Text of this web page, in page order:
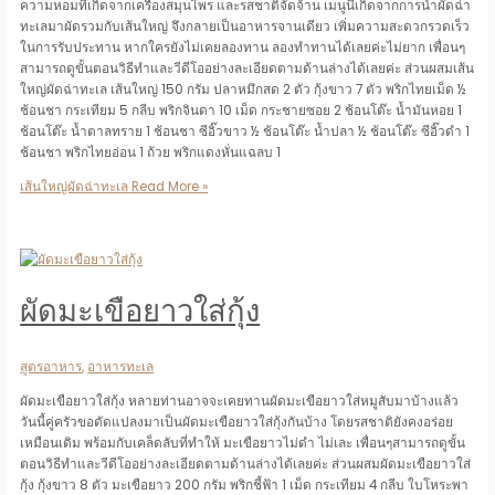
ความหอมที่เกิดจากเครื่องสมุนไพร และรสชาติจัดจ้าน เมนูนี้เกิดจากการนำผัดฉ่า
ทะเลมาผัดรวมกับเส้นใหญ่ จึงกลายเป็นอาหารจานเดียว เพิ่มความสะดวกรวดเร็ว
ในการรับประทาน หากใครยังไม่เคยลองทาน ลองทำทานได้เลยค่ะไม่ยาก เพื่อนๆ
สามารถดูขั้นตอนวิธีทำและวีดีโออย่างละเอียดตามด้านล่างได้เลยค่ะ ส่วนผสมเส้น
ใหญ่ผัดฉ่าทะเล เส้นใหญ่ 150 กรัม ปลาหมึกสด 2 ตัว กุ้งขาว 7 ตัว พริกไทยเม็ด ½
ช้อนชา กระเทียม 5 กลีบ พริกจินดา 10 เม็ด กระชายซอย 2 ช้อนโต๊ะ น้ำมันหอย 1
ช้อนโต๊ะ น้ำตาลทราย 1 ช้อนชา ซีอิ๊วขาว ½ ช้อนโต๊ะ น้ำปลา ½ ช้อนโต๊ะ ซีอิ๊วดำ 1
ช้อนชา พริกไทยอ่อน 1 ถ้วย พริกแดงหั่นแฉลบ 1
เส้นใหญ่ผัดฉ่าทะเล Read More »
ผัดมะเขือยาวใส่กุ้ง
สูตรอาหาร, อาหารทะเล
ผัดมะเขือยาวใส่กุ้ง หลายท่านอาจจะเคยทานผัดมะเขือยาวใส่หมูสับมาบ้างแล้ว
วันนี้คู่ครัวขอดัดแปลงมาเป็นผัดมะเขือยาวใส่กุ้งกันบ้าง โดยรสชาติยังคงอร่อย
เหมือนเดิม พร้อมกับเคล็ดลับที่ทำให้ มะเขือยาวไม่ดำ ไม่เละ เพื่อนๆสามารถดูขั้น
ตอนวิธีทำและวีดีโออย่างละเอียดตามด้านล่างได้เลยค่ะ ส่วนผสมผัดมะเขือยาวใส่
กุ้ง กุ้งขาว 8 ตัว มะเขือยาว 200 กรัม พริกชี้ฟ้า 1 เม็ด กระเทียม 4 กลีบ ใบโหระพา